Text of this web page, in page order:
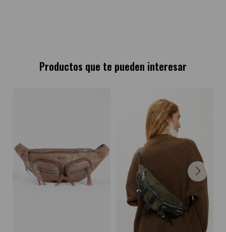
Productos que te pueden interesar